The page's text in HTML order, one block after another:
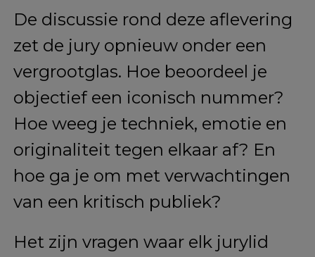
De discussie rond deze aflevering
zet de jury opnieuw onder een
vergrootglas. Hoe beoordeel je
objectief een iconisch nummer?
Hoe weeg je techniek, emotie en
originaliteit tegen elkaar af? En
hoe ga je om met verwachtingen
van een kritisch publiek?
Het zijn vragen waar elk jurylid